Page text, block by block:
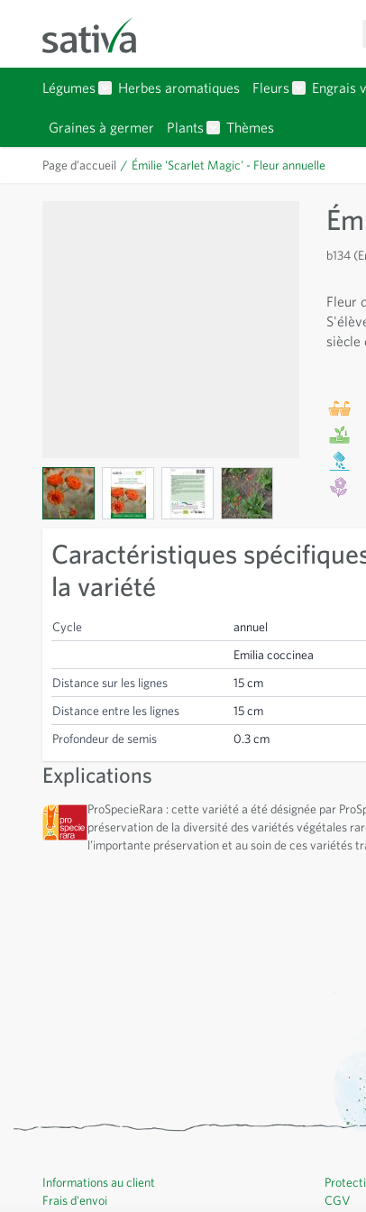
Légumes
Herbes aromatiques
Fleurs
Engrais
Graines à germer
Plants
Thèmes
Page d’accueil / Émilie 'Scarlet Magic' - Fleur annuelle
b134
Fleur
siècle
View larger imageView larger imageView larger imageView larger image
Caractéristiques
la variété
Cycle
annuel
Emilia coccinea
Distance sur les lignes
15 cm
Distance entre les lignes
15 cm
Profondeur de semis
0.3 cm
Explications
ProSpecieRara : cette variété a été désignée par
préservation de la diversité des variétés végétales
l’importante préservation et au soin de ces variétés
Informations au client
Frais d'envoi
CGV